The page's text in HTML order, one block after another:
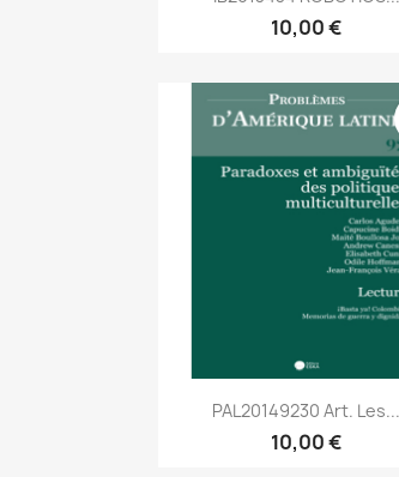
10,00 €
Aperçu rapide
PAL20149230 Art. Les...
10,00 €